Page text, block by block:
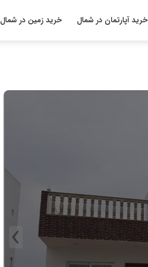
خرید آپارتمان در شمال خرید زمین در شمال